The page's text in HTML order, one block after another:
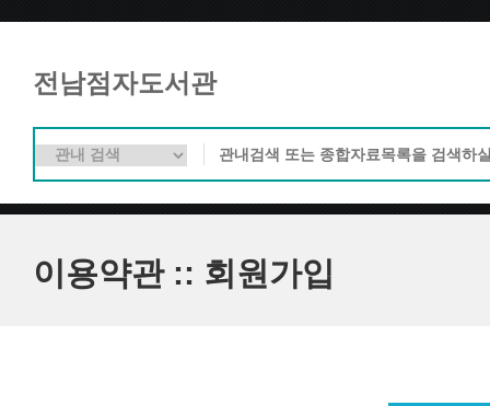
전남점자도서관
이용약관 :: 회원가입